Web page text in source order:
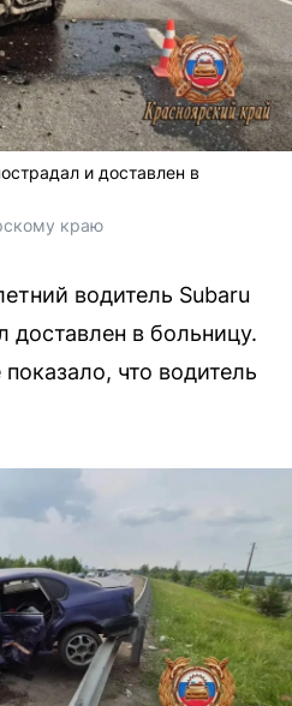
и доставлен в
краю
водитель Subaru
в больницу.
что водитель